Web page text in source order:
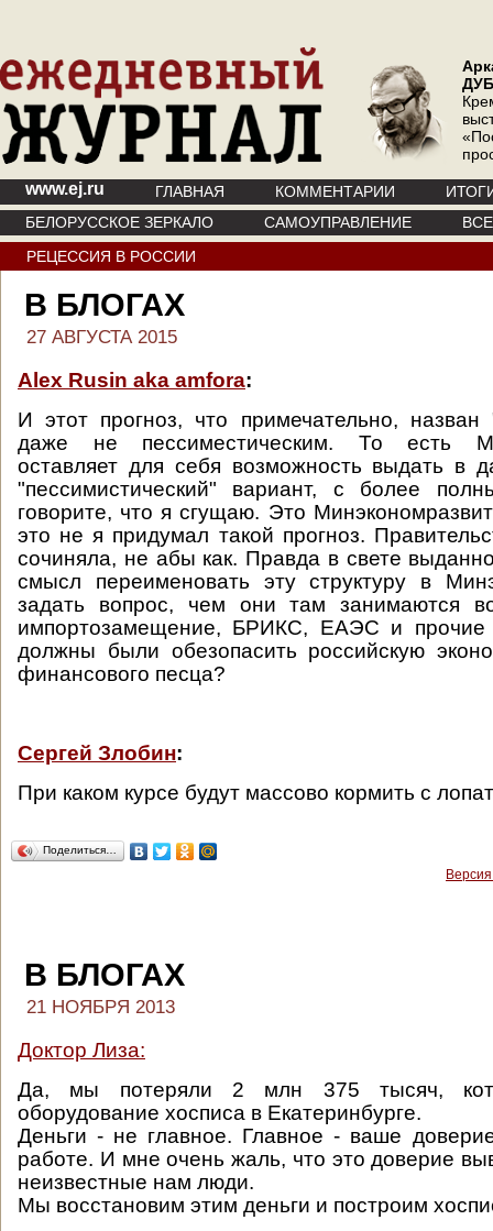
www.ej.ru ГЛАВНАЯ КОММЕНТАРИИ
БЕЛОРУССКОЕ ЗЕРКАЛО
САМОУПРАВЛЕНИЕ
РЕЦЕССИЯ В РОССИИ
В БЛОГАХ
27 АВГУСТА 2015
Alex Rusin aka amfora:
И этот прогноз, что примечательно, назван
даже не пессиместическим. То есть
оставляет для себя возможность выдать в
"пессимистический" вариант, с более
говорите, что я сгущаю. Это
это не я придумал такой прогноз.
сочиняла, не абы как. Правда в свете
смысл переименовать эту структуру в
задать вопрос, чем они там занимаются
импортозамещение, БРИКС, ЕАЭС и прочие
должны были обезопасить российскую
финансового песца?
Сергей Злобин:
При каком курсе будут массово кормить с
Поделиться…
В БЛОГАХ
21 НОЯБРЯ 2013
Доктор Лиза:
Да, мы потеряли 2 млн 375 тысяч,
оборудование хосписа в Екатеринбурге.
Деньги - не главное. Главное - ваше
работе. И мне очень жаль, что это доверие
неизвестные нам люди.
Мы восстановим этим деньги и построим